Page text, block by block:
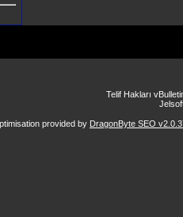
Telif Hakları
provided by DragonByte SEO